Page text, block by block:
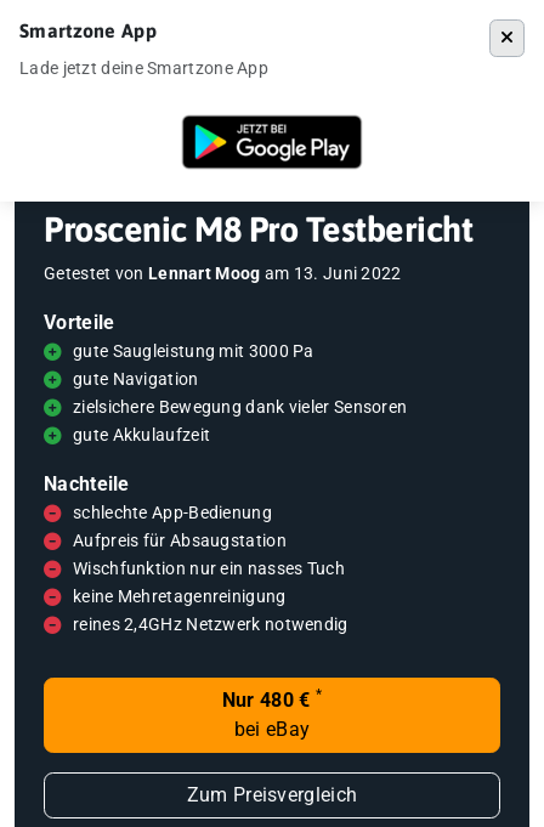
»Saugroboter
Proscenic M8 Pro Testbericht
Getestet von Lennart Moog am 13. Juni 2022
Vorteile
gute Saugleistung mit 3000 Pa
gute Navigation
zielsichere Bewegung dank vieler Sensoren
gute Akkulaufzeit
Nachteile
schlechte App-Bedienung
Aufpreis für Absaugstation
Wischfunktion nur ein nasses Tuch
keine Mehretagenreinigung
reines 2,4GHz Netzwerk notwendig
Nur 480 € *
bei eBay
Zum Preisvergleich
Smartzone App
Lade jetzt deine Smartzone App